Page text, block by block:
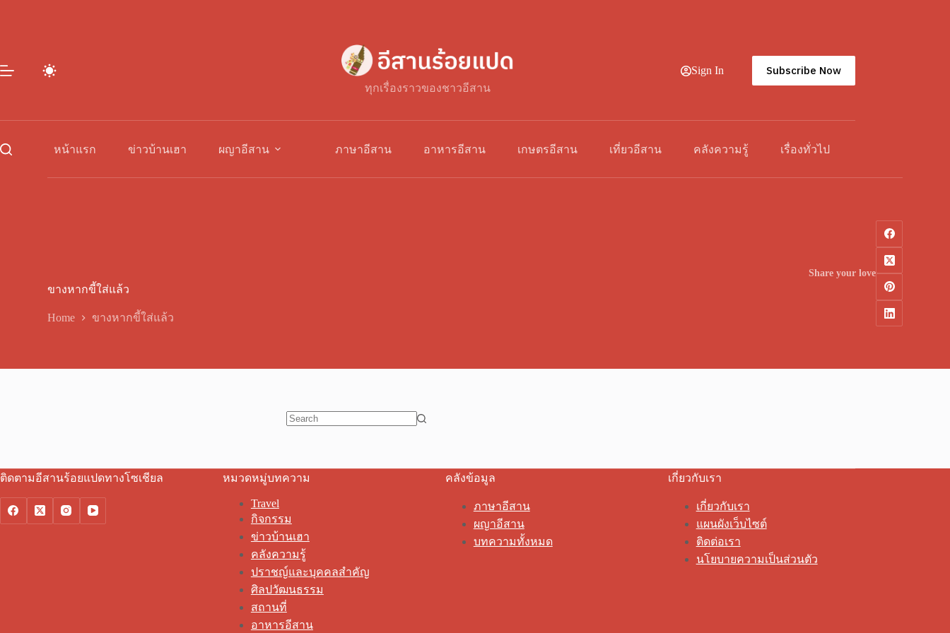
ทุกเรื่องราวของชาวอีสาน
Sign In Subscribe Now
หน้าแรก ข่าวบ้านเฮา ผญาอีสาน ภาษาอีสาน อาหารอีสาน เกษตรอีสาน เที่ยวอีสาน คลังความรู้ เรื่องทั่วไป
ขางหากขี้ใส่แล้ว
Home ขางหากขี้ใส่แล้ว
Share your love
ติดตามอีสานร้อยแปดทางโซเชียล หมวดหมู่บทความ
Travel
กิจกรรม
ข่าวบ้านเฮา
คลังความรู้
ปราชญ์และบุคคลสำคัญ
ศิลปวัฒนธรรม
สถานที่
อาหารอีสาน
คลังข้อมูล
ภาษาอีสาน
ผญาอีสาน
บทความทั้งหมด
เกี่ยวกับเรา
เกี่ยวกับเรา
แผนผังเว็บไซต์
ติดต่อเรา
นโยบายความเป็นส่วนตัว